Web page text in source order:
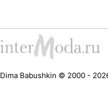
Dima Babushkin © 2000 -